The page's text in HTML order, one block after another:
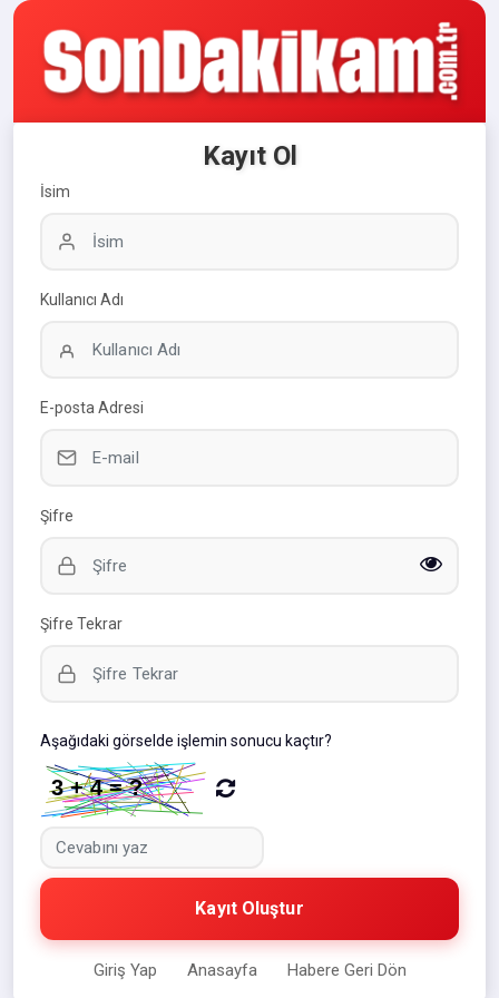
Kayıt Ol
İsim
Kullanıcı Adı
E-posta Adresi
Şifre
Şifre Tekrar
Aşağıdaki görselde işlemin sonucu kaçtır?
Kayıt Oluştur
Giriş Yap Anasayfa Habere Geri Dön